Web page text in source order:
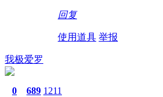
回复
使用道具 举报
我极爱罗
0 689 1211